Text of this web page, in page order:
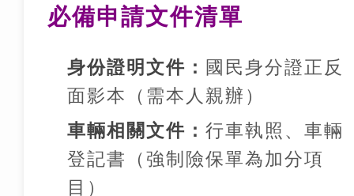
必備申請文件清單
身份證明文件： 國民身分證正反
面影本（需本人親辦）
車輛相關文件： 行車執照、車輛
登記書（強制險保單為加分項
目）